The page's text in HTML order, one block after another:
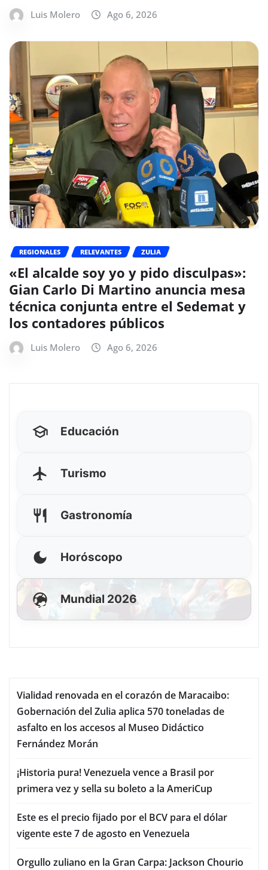
Luis Molero Ago 6, 2026
REGIONALES RELEVANTES ZULIA
«El alcalde soy yo y pido disculpas»:
Gian Carlo Di Martino anuncia mesa
técnica conjunta entre el Sedemat y
los contadores públicos
Luis Molero Ago 6, 2026
Educación
Turismo
Gastronomía
Horóscopo
Mundial 2026
Vialidad renovada en el corazón de Maracaibo:
Gobernación del Zulia aplica 570 toneladas de
asfalto en los accesos al Museo Didáctico
Fernández Morán
¡Historia pura! Venezuela vence a Brasil por
primera vez y sella su boleto a la AmeriCup
Este es el precio fijado por el BCV para el dólar
vigente este 7 de agosto en Venezuela
Orgullo zuliano en la Gran Carpa: Jackson Chourio